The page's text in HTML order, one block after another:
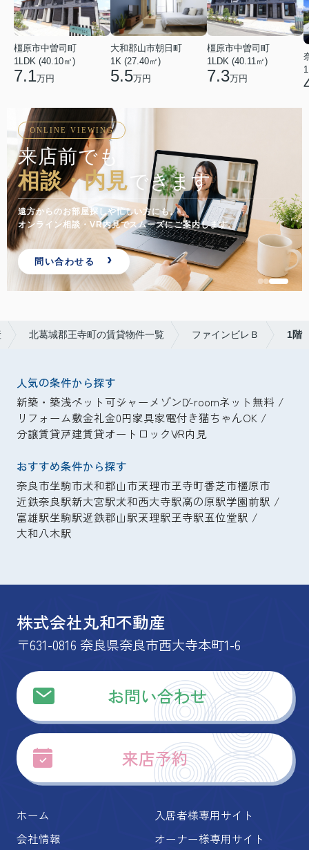
橿原市中曽司町
1LDK (40.10㎡)
7.1万円
大和郡山市朝日町
1K (27.40㎡)
5.5万円
橿原市中曽司町
1LDK (40.11㎡)
7.3万円
ONLINE VIEWING
来店前でも
相談・内見 できます
遠方からのお部屋探しや忙しい方にも。
オンライン相談・VR内見でスムーズにご案内します。
問い合わせる
北葛城郡王寺町の賃貸物件一覧 ファインビレＢ 1階
人気の条件から探す
新築・築浅ペット可シャーメゾンD-roomネット無料
リフォーム敷金礼金0円家具家電付き猫ちゃんOK
分譲賃貸戸建賃貸オートロックVR内見
おすすめ条件から探す
奈良市生駒市大和郡山市天理市王寺町香芝市橿原市
近鉄奈良駅新大宮駅大和西大寺駅高の原駅学園前駅
富雄駅生駒駅近鉄郡山駅天理駅王寺駅五位堂駅
大和八木駅
株式会社丸和不動産
〒631-0816 奈良県奈良市西大寺本町1-6
お問い合わせ
来店予約
ホーム
会社情報
入居者様専用サイト
オーナー様専用サイト